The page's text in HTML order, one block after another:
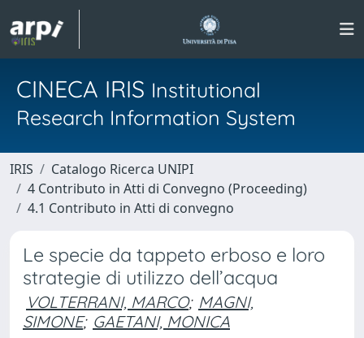
CINECA IRIS Institutional
Research Information System
IRIS
Catalogo Ricerca UNIPI
4 Contributo in Atti di Convegno (Proceeding)
4.1 Contributo in Atti di convegno
Le specie da tappeto erboso e loro
strategie di utilizzo dell’acqua
VOLTERRANI, MARCO; MAGNI,
SIMONE; GAETANI, MONICA